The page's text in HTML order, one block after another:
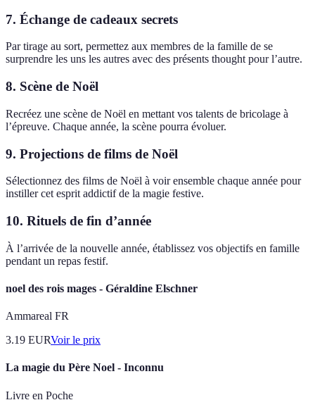
7. Échange de cadeaux secrets
Par tirage au sort, permettez aux membres de la famille de se
surprendre les uns les autres avec des présents thought pour l’autre.
8. Scène de Noël
Recréez une scène de Noël en mettant vos talents de bricolage à
l’épreuve. Chaque année, la scène pourra évoluer.
9. Projections de films de Noël
Sélectionnez des films de Noël à voir ensemble chaque année pour
instiller cet esprit addictif de la magie festive.
10. Rituels de fin d’année
À l’arrivée de la nouvelle année, établissez vos objectifs en famille
pendant un repas festif.
noel des rois mages - Géraldine Elschner
Ammareal FR
3.19 EURVoir le prix
La magie du Père Noel - Inconnu
Livre en Poche